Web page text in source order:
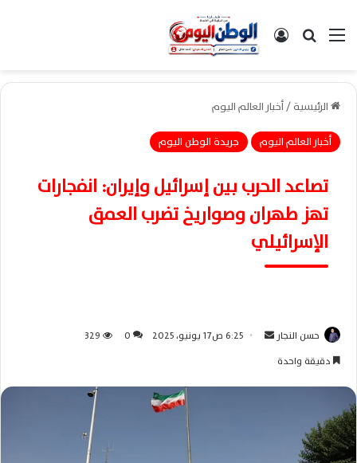
القائمةبحث عن تسجيل الدخول
الرئيسية/أخبار العالم اليوم
أخبار العالم اليوم
جريدة الوطن اليوم
تصاعد الحرب بين إسرائيل وإيران: انفجارات
تهز طهران وصواريخ تضرب العمق
الإسرائيلي
حسن النجار 6:25 ص17 يونيو، 2025 0
329
دقيقة واحدة